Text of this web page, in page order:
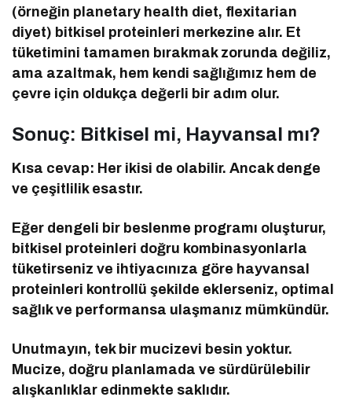
(örneğin planetary health diet, flexitarian
diyet) bitkisel proteinleri merkezine alır. Et
tüketimini tamamen bırakmak zorunda değiliz,
ama azaltmak, hem kendi sağlığımız hem de
çevre için oldukça değerli bir adım olur.
Sonuç: Bitkisel mi, Hayvansal mı?
Kısa cevap: Her ikisi de olabilir. Ancak denge
ve çeşitlilik esastır.
Eğer dengeli bir beslenme programı oluşturur,
bitkisel proteinleri doğru kombinasyonlarla
tüketirseniz ve ihtiyacınıza göre hayvansal
proteinleri kontrollü şekilde eklerseniz, optimal
sağlık ve performansa ulaşmanız mümkündür.
Unutmayın, tek bir mucizevi besin yoktur.
Mucize, doğru planlamada ve sürdürülebilir
alışkanlıklar edinmekte saklıdır.